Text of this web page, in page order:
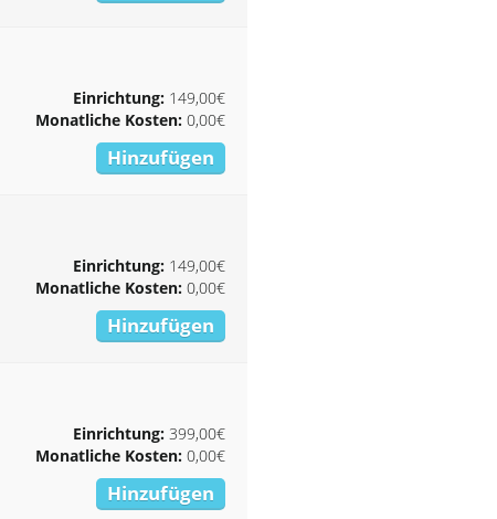
Einrichtung:149,00€
Monatliche Kosten:0,00€
Hinzufügen
Einrichtung:149,00€
Monatliche Kosten:0,00€
Hinzufügen
Einrichtung:399,00€
Monatliche Kosten:0,00€
Hinzufügen